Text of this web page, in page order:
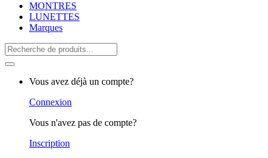
MONTRES
LUNETTES
Marques
Search
for:
Vous avez déjà un compte?
Connexion
Vous n'avez pas de compte?
Inscription